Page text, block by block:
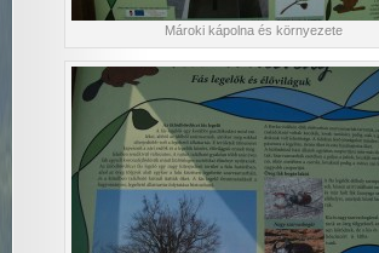
Mároki kápolna és környezete